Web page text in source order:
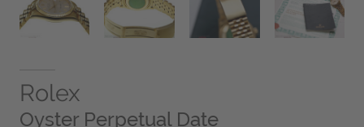
Rolex
Oyster Perpetual Date